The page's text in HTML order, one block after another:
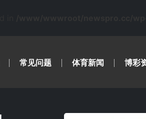
常见问题 体育新闻 博彩